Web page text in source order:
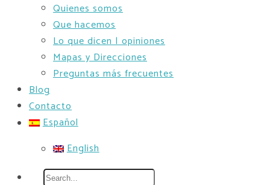
Quienes somos
Que hacemos
Lo que dicen | opiniones
Mapas y Direcciones
Preguntas más frecuentes
Blog
Contacto
Español
English